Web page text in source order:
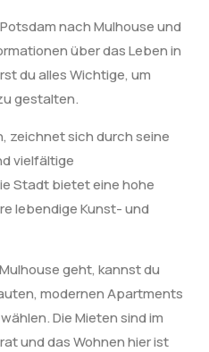
nach Mulhouse und
über das Leben in
du alles Wichtige, um
gestalten.
zeichnet sich durch seine
vielfältige
Stadt bietet eine hohe
lebendige Kunst- und
geht, kannst du
modernen Apartments
Die Mieten sind im
und das Wohnen hier ist